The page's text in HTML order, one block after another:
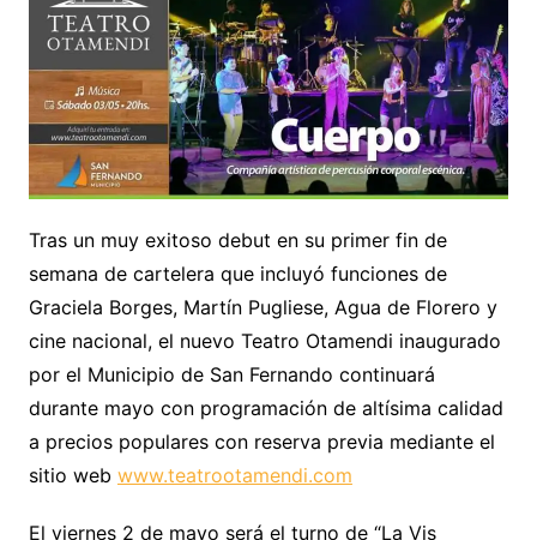
Tras un muy exitoso debut en su primer fin de
semana de cartelera que incluyó funciones de
Graciela Borges, Martín Pugliese, Agua de Florero y
cine nacional, el nuevo Teatro Otamendi inaugurado
por el Municipio de San Fernando continuará
durante mayo con programación de altísima calidad
a precios populares con reserva previa mediante el
sitio web www.teatrootamendi.com
El viernes 2 de mayo será el turno de “La Vis